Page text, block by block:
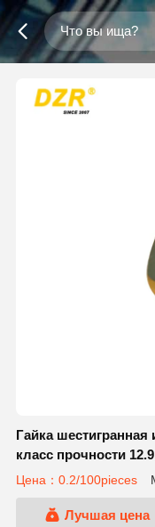
Гайка
класс прочности
машиностроения
Цена：0.2/100pieces
Лучшая цена